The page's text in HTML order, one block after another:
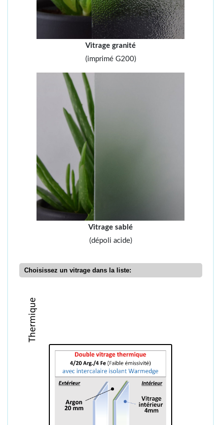
Vitrage granité
(imprimé G200)
Vitrage sablé
(dépoli acide)
Choisissez un vitrage dans la liste: